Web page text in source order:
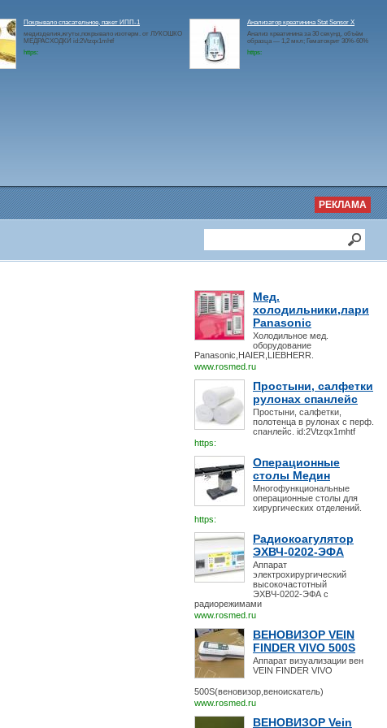
Покрывало спасательное, пакет ИПП-1
медизделия,жгуты,покрывало изотерм. от ЛУКОШКО
МЕДРАСХОДКИ id:2Vtzqx1mhtf
https:
Анализатор креатинина Stat Sensor X
Анализ креатинина за 30 секунд, объём
образца — 1,2 мкл; Гематокрит 30%-60%
https:
РЕКЛАМА
Мед.
холодильники,лари
Panasonic
Холодильное мед.
оборудование
Panasonic,HAIER,LIEBHERR.
www.rosmed.ru
Простыни, салфетки
рулонах спанлейс
Простыни, салфетки,
полотенца в рулонах с перф.
спанлейс. id:2Vtzqx1mhtf
https:
Операционные
столы Медин
Многофункциональные
операционные столы для
хирургических отделений.
https:
Радиокоагулятор
ЭХВЧ-0202-ЭФА
Аппарат
электрохирургический
высокочастотный
ЭХВЧ-0202-ЭФА с
радиорежимами
www.rosmed.ru
ВЕНОВИЗОР VEIN
FINDER VIVO 500S
Аппарат визуализации вен
VEIN FINDER VIVO
500S(веновизор,веноискатель)
www.rosmed.ru
ВЕНОВИЗОР Vein